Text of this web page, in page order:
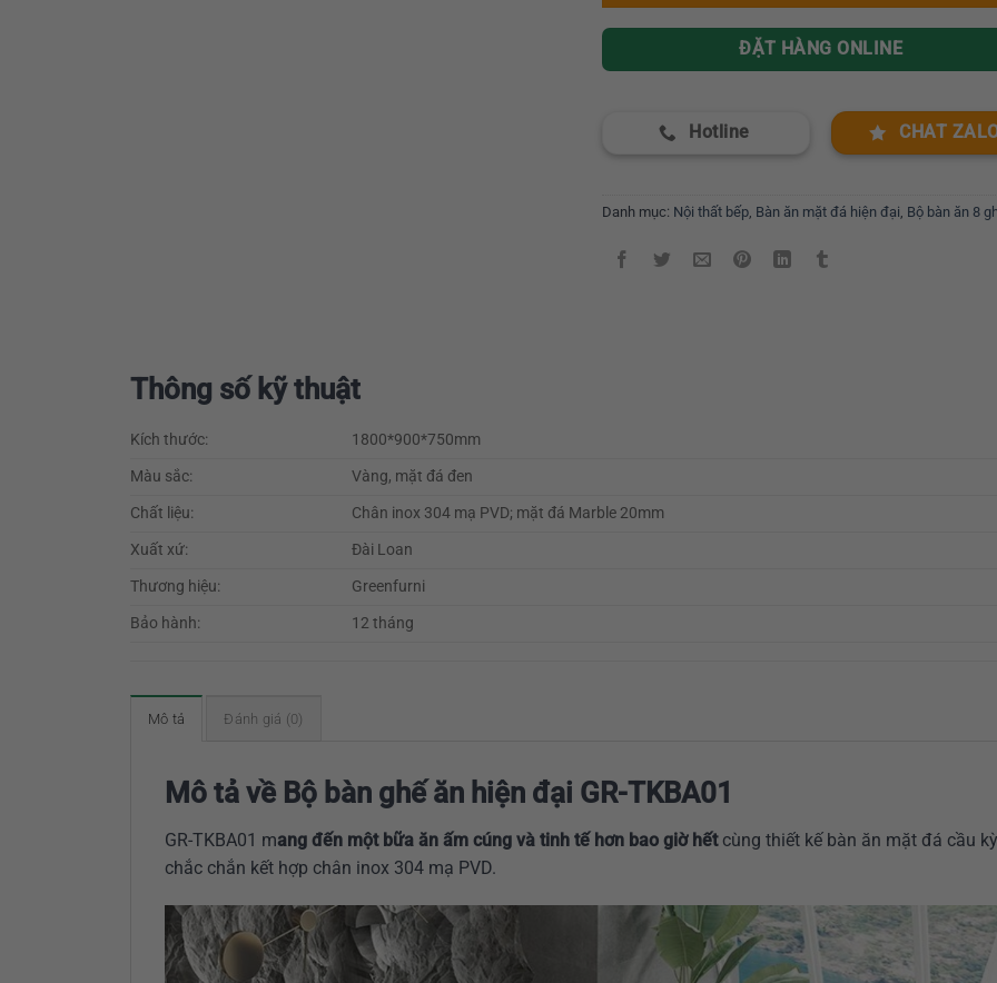
ĐẶT HÀNG ONLINE
Hotline CHAT
Danh mục: Nội thất bếp, Bàn ăn mặt đá hiện đại Bộ bàn ăn 8
Thông số kỹ thuật
Kích thước:
1800*900*750mm
Màu sắc:
Vàng, mặt đá đen
Chất liệu:
Chân inox 304 mạ PVD; mặt đá Marble 20mm
Xuất xứ:
Đài Loan
Thương hiệu:
Greenfurni
Bảo hành:
12 tháng
Mô tả Đánh giá (0)
Mô tả về Bộ bàn ghế ăn hiện đại GR-TKBA01
GR-TKBA01 mang đến một bữa ăn ấm cúng và tinh tế hơn bao giờ hếtcùng thiết kế bàn ăn mặt đá cầu
chắc chắn kết hợp chân inox 304 mạ PVD.